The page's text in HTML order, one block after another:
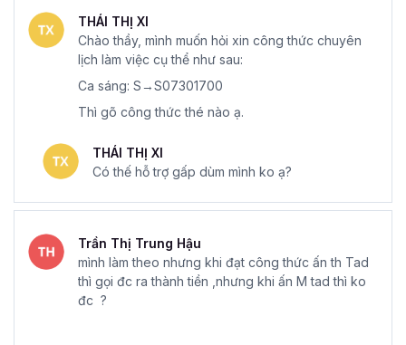
THÁI THỊ XI
Chào thầy, mình muốn hỏi xin công thức chuyên
lịch làm việc cụ thể như sau:
Ca sáng: S→S07301700
Thì gõ công thức thé nào ạ.
THÁI THỊ XI
Có thế hỗ trợ gấp dùm mình ko ạ?
Trần Thị Trung Hậu
mình làm theo nhưng khi đạt công thức ấn th Tad
thì gọi đc ra thành tiền ,nhưng khi ấn M tad thì ko
đc ?